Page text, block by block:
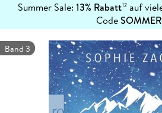
Summer Sale: 13% Rabatt12auf
Code
erfahren
Band 3